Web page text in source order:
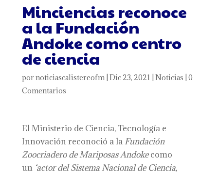
Minciencias reconoce
a la Fundación
Andoke como centro
de ciencia
por noticiascalistereofm| Dic 23, 2021 Noticias 0
Comentarios
El Ministerio de Ciencia, Tecnología e
Innovación reconoció a la Fundación
Zoocriadero de Mariposas Andokecomo
un ‘actor del Sistema Nacional de Ciencia,